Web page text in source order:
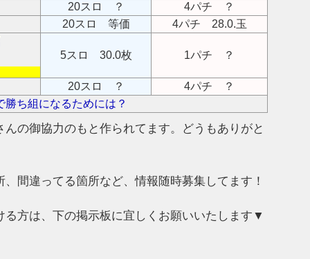
20スロ ？
4パチ ？
20スロ 等価
4パチ 28.0.玉
5スロ 30.0枚 1パチ ？
20スロ ？
4パチ ？
勝ち組になるためには？
の御協力のもと作られてます。どうもありがと
間違ってる箇所など、情報随時募集してます！
る方は、下の掲示板に宜しくお願いいたします▼